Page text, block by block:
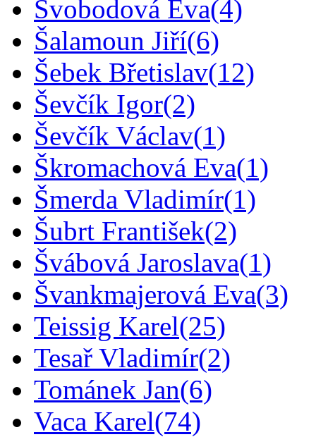
Svobodová Eva(4)
Šalamoun Jiří(6)
Šebek Břetislav(12)
Ševčík Igor(2)
Ševčík Václav(1)
Škromachová Eva(1)
Šmerda Vladimír(1)
Šubrt František(2)
Švábová Jaroslava(1)
Švankmajerová Eva(3)
Teissig Karel(25)
Tesař Vladimír(2)
Tománek Jan(6)
Vaca Karel(74)